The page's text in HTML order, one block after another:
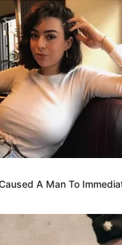
PMU. Le rythme
de corde, la
sable fibré feront la
concurrents
Enfin, de bons
exploser.
Cagnes
(11), le point d’appui
(11) arrive au sommet
A Man To